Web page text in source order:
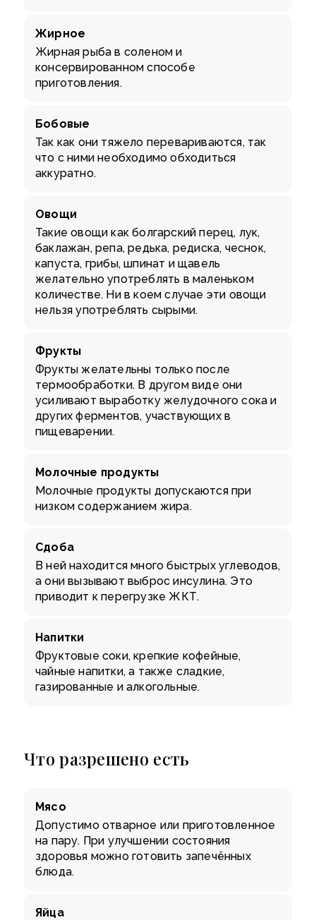
Жирное
Жирная рыба в соленом и
консервированном способе
приготовления.
Бобовые
Так как они тяжело перевариваются, так
что с ними необходимо обходиться
аккуратно.
Овощи
Такие овощи как болгарский перец, лук,
баклажан, репа, редька, редиска, чеснок,
капуста, грибы, шпинат и щавель
желательно употреблять в маленьком
количестве. Ни в коем случае эти овощи
нельзя употреблять сырыми.
Фрукты
Фрукты желательны только после
термообработки. В другом виде они
усиливают выработку желудочного сока и
других ферментов, участвующих в
пищеварении.
Молочные продукты
Молочные продукты допускаются при
низком содержанием жира.
Сдоба
В ней находится много быстрых углеводов,
а они вызывают выброс инсулина. Это
приводит к перегрузке ЖКТ.
Напитки
Фруктовые соки, крепкие кофейные,
чайные напитки, а также сладкие,
газированные и алкогольные.
Что разрешено есть
Мясо
Допустимо отварное или приготовленное
на пару. При улучшении состояния
здоровья можно готовить запечённых
блюда.
Яйца